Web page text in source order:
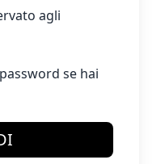
agli
se hai